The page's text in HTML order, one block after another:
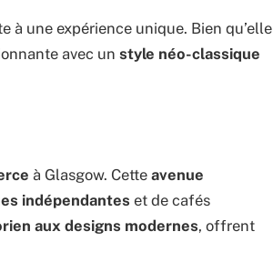
à une expérience unique. Bien qu’elle
avec un style néo-classique
à Glasgow. Cette avenue
indépendantes et de cafés
aux designs modernes, offrent